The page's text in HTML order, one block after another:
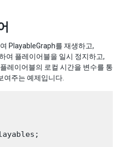
PlayableGraph를 재생하고,
여 플레이어블을 일시 정지하고,
레이어블의 로컬 시간을 변수를 통
여주는 예제입니다.